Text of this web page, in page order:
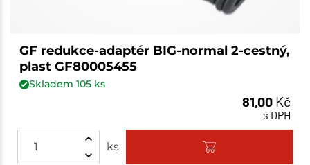
GF redukce-adaptér BIG-normal 2-cestný,
plast GF80005455
Skladem 105ks
81,00 Kč
s DPH
ks